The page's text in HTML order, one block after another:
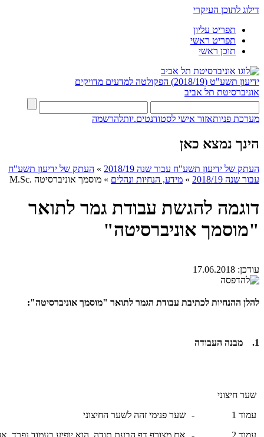
דילוג לתוכן העיקרי
תפריט עליון
תפריט ראשי
תוכן ראשי
ידיעון תשע"ט (2018/19)
הפקולטה למדעים מדויקים
אוניברסיטת תל אביב
מערכת פניותאזור אישי לסטודנטים.יותלהרשמה
הינך נמצא כאן
העתק של ידיעון תשע"ח עבור שנה 2018/19 » העתק של ידיעון תשע"ח
עבור שנה 2018/19
» מידע, הנחיות ונהלים » מוסמך אוניברסיטה .M.Sc
דוגמה להגשת עבודת גמר לתואר
"מוסמך אוניברסיטה"
עודכן: 17.06.2018
להלן ההנחיות לכתיבת עבודת הגמר לתואר "מוסמך אוניברסיטה":
1. מבנה העבודה
שער חיצוני
עמוד 1
עמוד 2
-
-
שער פנימי זהה לשער החיצוני
אם מצורף דף הבעת תודה, הוא יופיע בעמוד נפרד,